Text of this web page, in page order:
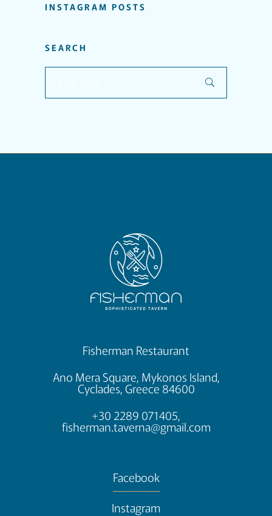
INSTAGRAM POSTS
SEARCH
Fisherman Restaurant
Ano Mera Square, Mykonos Island,
Cyclades, Greece 84600
+30 2289 071405,
fisherman.taverna@gmail.com
Facebook
Instagram